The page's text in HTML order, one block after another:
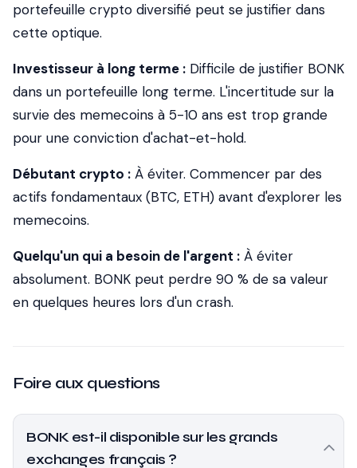
portefeuille crypto diversifié peut se justifier dans
cette optique.
Investisseur à long terme : Difficile de justifier BONK
dans un portefeuille long terme. L'incertitude sur la
survie des memecoins à 5-10 ans est trop grande
pour une conviction d'achat-et-hold.
Débutant crypto : À éviter. Commencer par des
actifs fondamentaux (BTC, ETH) avant d'explorer les
memecoins.
Quelqu'un qui a besoin de l'argent : À éviter
absolument. BONK peut perdre 90 % de sa valeur
en quelques heures lors d'un crash.
Foire aux questions
BONK est-il disponible sur les grands
exchanges français ?